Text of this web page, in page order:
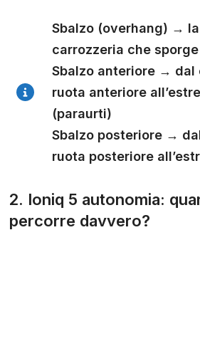
Sbalzo (overhang) →
carrozzeria che
Sbalzo anteriore → dal
ruota anteriore
(paraurti)
Sbalzo posteriore →
ruota posteriore
2. Ioniq 5 autonomia:
percorre davvero?